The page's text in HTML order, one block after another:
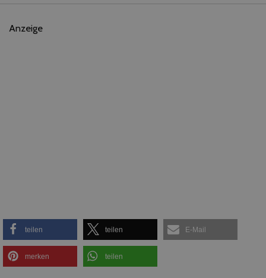
Anzeige
teilen teilen E-Mail
merken teilen